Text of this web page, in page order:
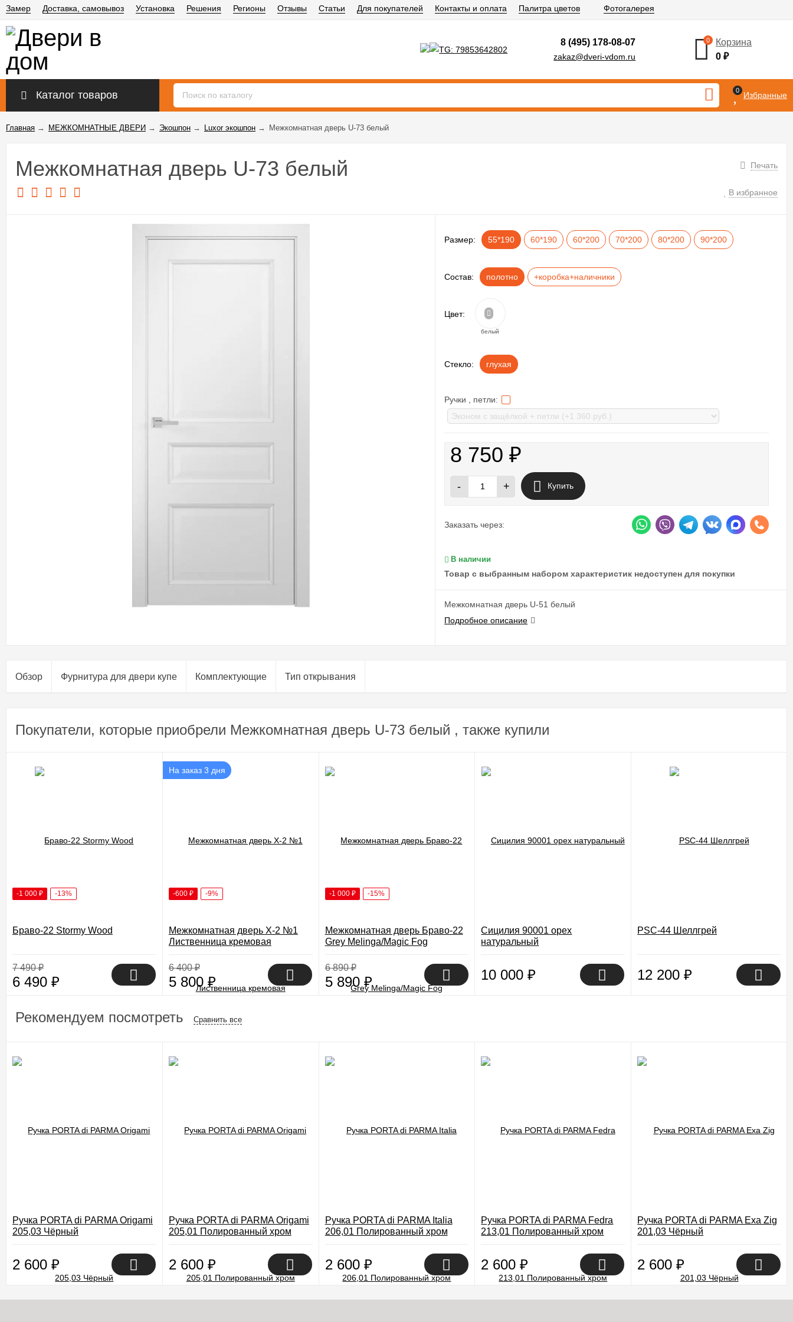
Замер Доставка, самовывоз Установка Решения Регионы Отзывы Статьи Для покупателей Контакты и оплата Палитра цветов Фотогалерея
8 (495) 178-08-07
zakaz@dveri-vdom.ru
0
Корзина
0₽
Каталог товаров 0 Избранные
Главная → МЕЖКОМНАТНЫЕ ДВЕРИ → Экошпон → Luxor экошпон → Межкомнатная дверь U-73 белый
Печать
Межкомнатная дверь U-73 белый
В избранное
Размер: 55*190 60*190 60*200 70*200 80*200 90*200
Состав: полотно +коробка+наличники
Цвет:
белый
Стекло: глухая
Ручки , петли:
8 750₽
- + Купить
Заказать через:
В наличии
Товар с выбранным набором характеристик недоступен для покупки
Межкомнатная дверь U-51 белый
Подробное описание
Обзор Фурнитура для двери купе​ Комплектующие Тип открывания
Покупатели, которые приобрели Межкомнатная дверь U-73 белый , также купили
-1 000 ₽ -13%
Браво-22 Stormy Wood
7 490₽
6 490 ₽
На заказ 3 дня
-600 ₽ -9%
Межкомнатная дверь X-2 №1
Лиственница кремовая
6 400₽
5 800 ₽
-1 000 ₽ -15%
Межкомнатная дверь Браво-22
Grey Melinga/Magic Fog
6 890₽
5 890 ₽
Сицилия 90001 орех
натуральный
10 000₽
PSC-44 Шеллгрей
12 200₽
Рекомендуем посмотреть Сравнить все
Ручка PORTA di PARMA Origami
205,03 Чёрный
2 600 ₽
Ручка PORTA di PARMA Origami
205,01 Полированный хром
2 600 ₽
Ручка PORTA di PARMA Italia
206,01 Полированный хром
2 600 ₽
Ручка PORTA di PARMA Fedra
213,01 Полированный хром
2 600₽
Ручка PORTA di PARMA Exa Zig
201,03 Чёрный
2 600₽